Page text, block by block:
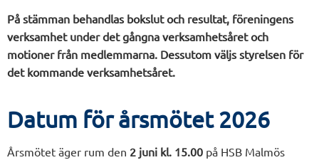
På stämman behandlas bokslut och resultat, föreningens
verksamhet under det gångna verksamhetsåret och
motioner från medlemmarna. Dessutom väljs styrelsen för
det kommande verksamhetsåret.
Datum för årsmötet 2026
Årsmötet äger rum den 2 juni kl. 15.00 på HSB Malmös